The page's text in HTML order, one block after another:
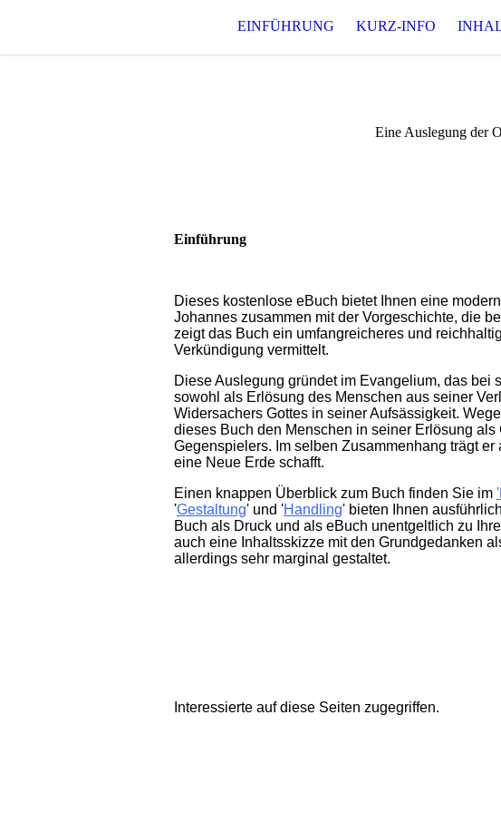
EINFÜHRUNG KURZ-INFO
Eine Auslegung der
Einführung
Dieses kostenlose eBuch bietet Ihnen eine
Johannes zusammen mit der Vorgeschichte, die
zeigt das Buch ein umfangreicheres und
Verkündigung vermittelt.
Diese Auslegung gründet im Evangelium, das
sowohl als Erlösung des Menschen aus seiner
Widersachers Gottes in seiner Aufsässigkeit.
dieses Buch den Menschen in seiner Erlösung
Gegenspielers. Im selben Zusammenhang trägt
eine Neue Erde schafft.
Einen knappen Überblick zum Buch finden Sie im
'Gestaltung' und 'Handling' bieten Ihnen
Buch als Druck und als eBuch unentgeltlich zu
auch eine Inhaltsskizze mit den Grundgedanken
allerdings sehr marginal gestaltet.
Interessierte auf diese Seiten zugegriffen.